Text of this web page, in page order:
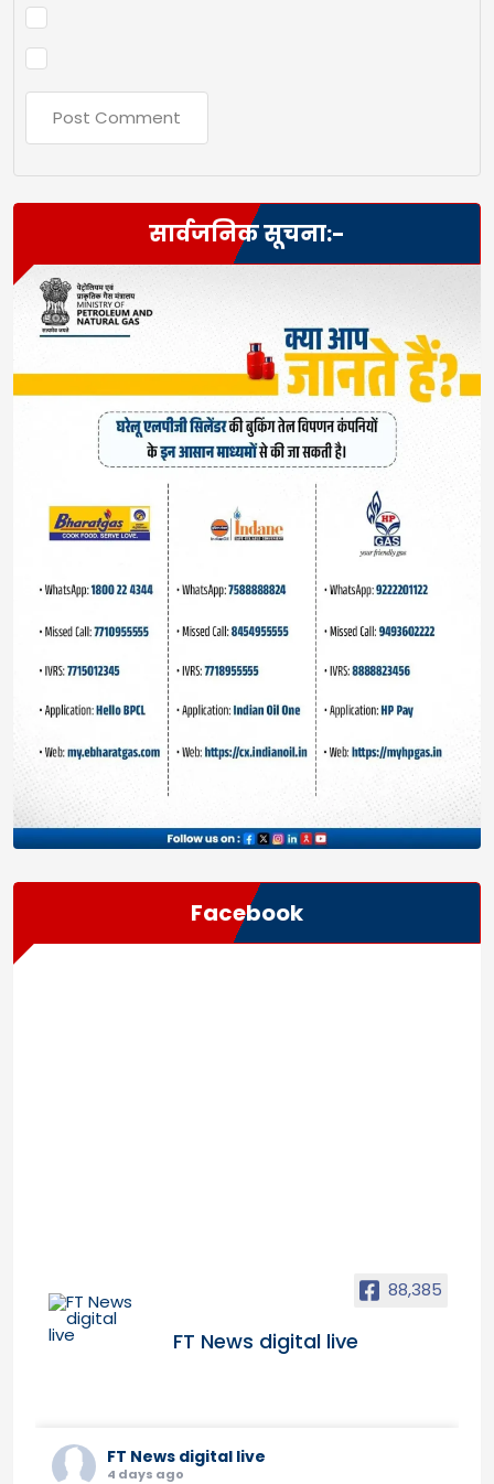
सार्वजनिक सूचना:-
Facebook
88,385
FT News digital live
FT News digital live
4 days ago